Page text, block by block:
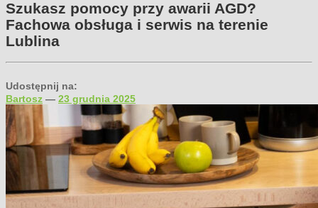
Szukasz pomocy przy awarii AGD?
Fachowa obsługa i serwis na terenie
Lublina
Udostępnij na:
Bartosz — 23 grudnia 2025